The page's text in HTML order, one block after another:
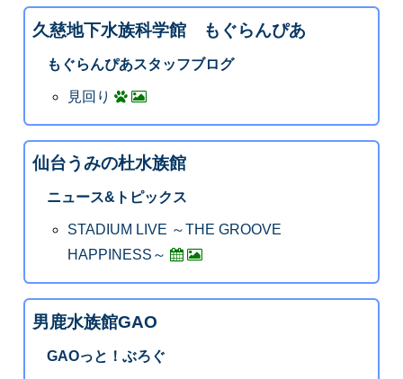
久慈地下水族科学館 もぐらんぴあ
もぐらんぴあスタッフブログ
見回り
仙台うみの杜水族館
ニュース&トピックス
STADIUM LIVE ～THE GROOVE
HAPPINESS～
男鹿水族館GAO
GAOっと！ぶろぐ